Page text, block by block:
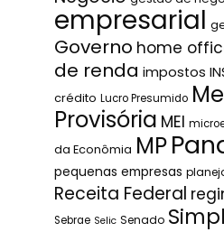
empresarial
Governo home
de renda impostos
crédito Lucro Presumido
Provisória MEI
da Econômia MP
pequenas empresas
Receita Federal
Sebrae Selic Senado